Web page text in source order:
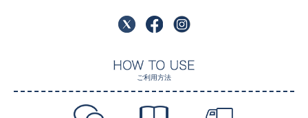
ご利用方法